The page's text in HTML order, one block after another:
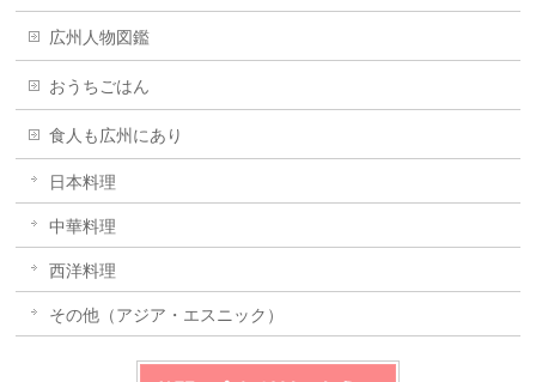
広州人物図鑑
おうちごはん
食人も広州にあり
日本料理
中華料理
西洋料理
その他（アジア・エスニック）